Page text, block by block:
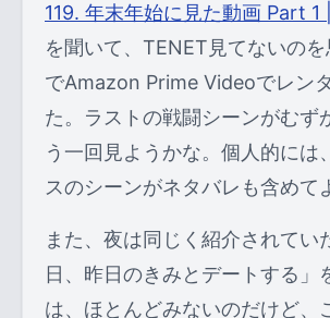
119. 年末年始に見た動画 Part
を聞いて、TENET見てないの
でAmazon Prime Videoでレン
た。ラストの戦闘シーンがむず
う一回見ようかな。個人的には
スのシーンがネタバレも含めて
また、夜は同じく紹介されてい
日、昨日のきみとデートする」
は、ほとんどみないのだけど、